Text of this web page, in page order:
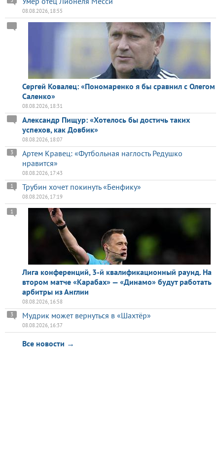
08.08.2026, 18:55
Сергей Ковалец: «Пономаренко я бы сравнил с Олегом
Саленко»
08.08.2026, 18:31
Александр Пищур: «Хотелось бы достичь таких
успехов, как Довбик»
08.08.2026, 18:07
Артем Кравец: «Футбольная наглость Редушко
нравится»
3
08.08.2026, 17:43
Трубин хочет покинуть «Бенфику»
1
08.08.2026, 17:19
Лига конференций, 3-й квалификационный раунд. На
втором матче «Карабах» — «Динамо» будут работать
арбитры из Англии
1
08.08.2026, 16:58
Мудрик может вернуться в «Шахтёр»
3
08.08.2026, 16:37
Все новости →